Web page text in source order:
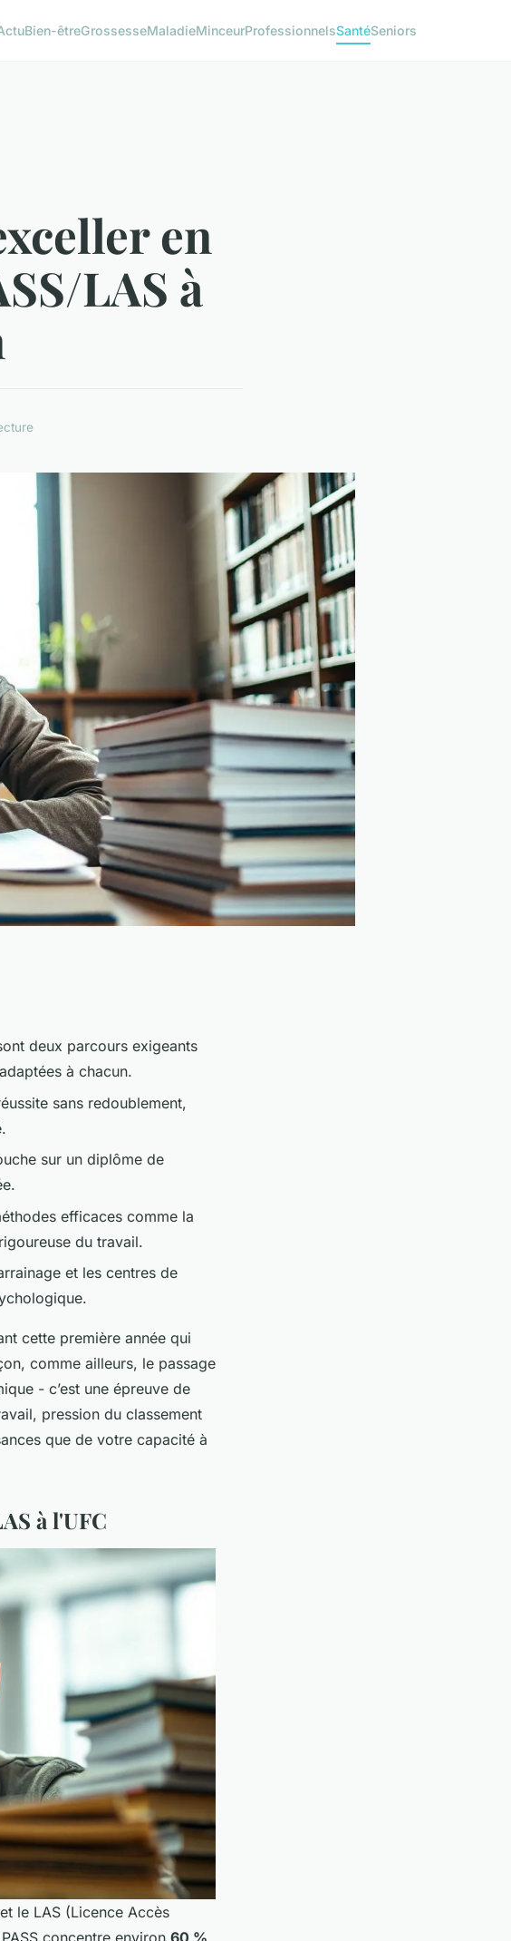
Bien-êtreGrossesseMaladieMinceurProfessionnelsSantéSeniors
en
LAS à
deux parcours exigeants
à chacun.
sans redoublement,
sur un diplôme de
efficaces comme la
du travail.
et les centres de
cette première année qui
comme ailleurs, le passage
- c’est une épreuve de
pression du classement
que de votre capacité à
à l'UFC
le LAS (Licence Accès